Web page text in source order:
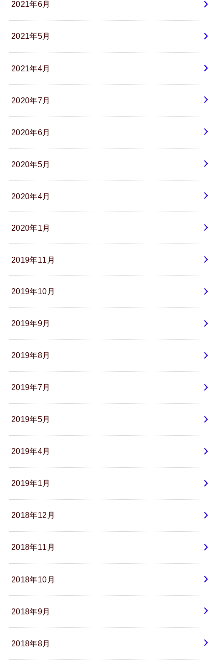
2021年6月
2021年5月
2021年4月
2020年7月
2020年6月
2020年5月
2020年4月
2020年1月
2019年11月
2019年10月
2019年9月
2019年8月
2019年7月
2019年5月
2019年4月
2019年1月
2018年12月
2018年11月
2018年10月
2018年9月
2018年8月